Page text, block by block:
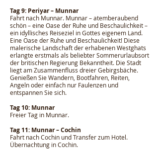
Tag 9: Periyar – Munnar
Fahrt nach Munnar. Munnar – atemberaubend
schön – eine Oase der Ruhe und Beschaulichkeit –
ein idyllisches Reiseziel in Gottes eigenem Land.
Eine Oase der Ruhe und Beschaulichkeit! Diese
malerische Landschaft der erhabenen Westghats
erlangte erstmals als beliebter Sommerurlaubsort
der britischen Regierung Bekanntheit. Die Stadt
liegt am Zusammenfluss dreier Gebirgsbäche.
Genießen Sie Wandern, Bootfahren, Reiten,
Angeln oder einfach nur Faulenzen und
entspannen Sie sich.
Tag 10: Munnar
Freier Tag in Munnar.
Tag 11: Munnar – Cochin
Fahrt nach Cochin und Transfer zum Hotel.
Übernachtung in Cochin.